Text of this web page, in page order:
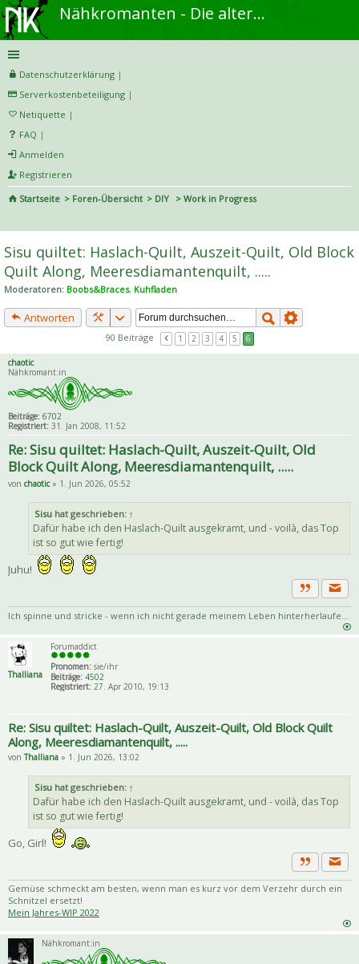
Nähkromanten - Die alternative Näh- und DIY-Community
Datenschutzerklärung |
Serverkostenbeteiligung |
Netiquette |
FAQ |
Anmelden
Registrieren
Startseite
Foren-Übersicht DIY
Work in Progress
he
Sisu quiltet: Haslach-Quilt, Auszeit-Quilt, Old Block
Quilt Along, Meeresdiamantenquilt, .....
Moderatoren: Boobs&Braces, Kuhfladen
Antworten
90 Beiträge 1 2 3 4 5 6
chaotic
Nähkromant:in
Beiträge: 6702
Registriert: 31. Jan 2008, 11:52
Re: Sisu quiltet: Haslach-Quilt, Auszeit-Quilt, Old
Block Quilt Along, Meeresdiamantenquilt, .....
von chaotic» 1. Jun 2026, 05:52
Sisu hat geschrieben: ↑
Dafür habe ich den Haslach-Quilt ausgekramt, und - voilà, das Top
ist so gut wie fertig!
Juhu!
Zitat
Ich spinne und stricke - wenn ich nicht gerade meinem Leben hinterherlaufe...
Thalliana
Forumaddict
Pronomen: sie/ihr
Beiträge: 4502
Registriert: 27. Apr 2010, 19:13
Re: Sisu quiltet: Haslach-Quilt, Auszeit-Quilt, Old Block Quilt
Along, Meeresdiamantenquilt, .....
vonThalliana » 1. Jun 2026, 13:02
Sisu hat geschrieben: ↑
Dafür habe ich den Haslach-Quilt ausgekramt, und - voilà, das Top
ist so gut wie fertig!
Go, Girl!
Zitat
Gemüse schmeckt am besten, wenn man es kurz vor dem Verzehr durch ein
Schnitzel ersetzt!
Mein Jahres-WIP 2022
Nähkromant:in